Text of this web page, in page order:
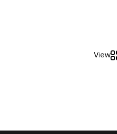
View